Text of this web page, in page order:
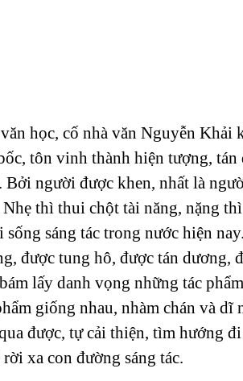
học, cố nhà văn Nguyễn Khải
tôn vinh thành hiện tượng, tán
Bởi người được khen, nhất là
thì thui chột tài năng, nặng
sáng tác trong nước hiện
được tung hô, được tán dương,
lấy danh vọng những tác
giống nhau, nhàm chán và dĩ
được, tự cải thiện, tìm hướng
xa con đường sáng tác.